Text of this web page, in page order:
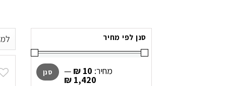
סנן לפי מחיר
סנן מחיר: ₪ 10
—
₪ 1,420